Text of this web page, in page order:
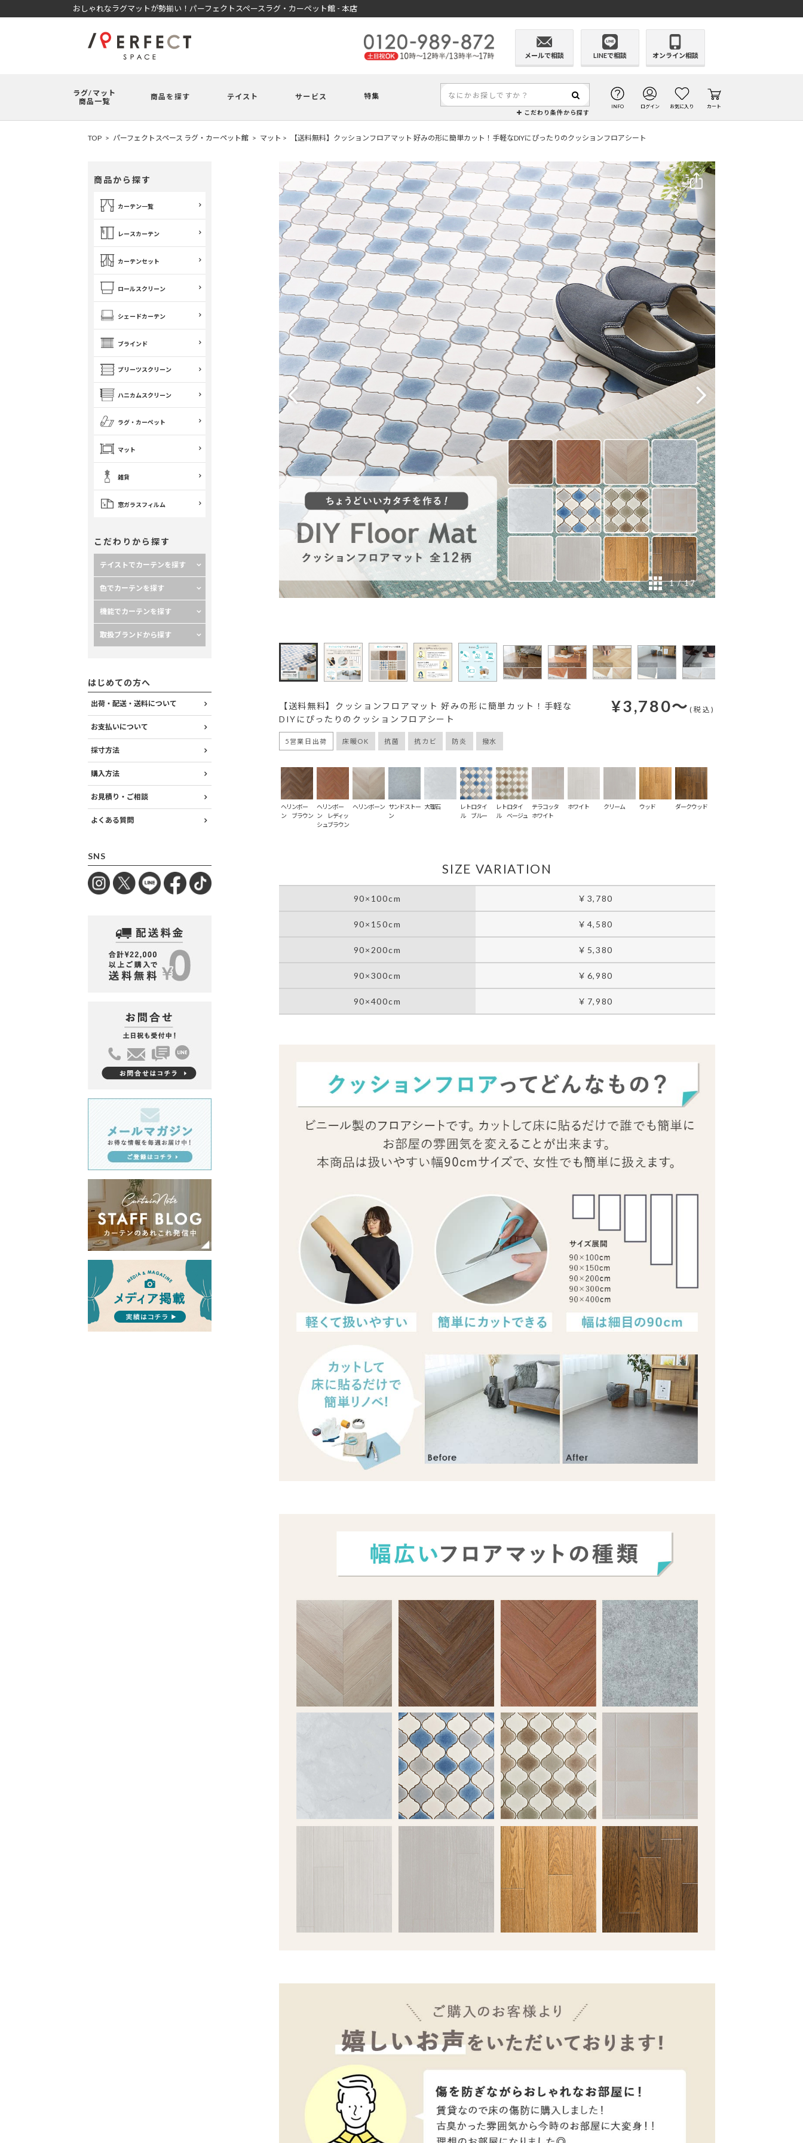
おしゃれなラグマットが勢揃い！パーフェクトスペースラグ・カーペット館 - 本店
メールで相談 LINEで相談 オンライン相談
ラグ/マット
商品一覧
商品を探す テイスト サービス 特集
こだわり条件から探す
INFO ログイン お気に入り カート
TOP パーフェクトスペース ラグ・カーペット館 マット 【送料無料】クッションフロアマット 好みの形に簡単カット！手軽なDIYにぴったりのクッションフロアシート
商品から探す
カーテン一覧
レースカーテン
カーテンセット
ロールスクリーン
シェードカーテン
ブラインド
プリーツスクリーン
ハニカムスクリーン
ラグ・カーペット
マット
雑貨
窓ガラスフィルム
こだわりから探す
テイストでカーテンを探す
色でカーテンを探す
機能でカーテンを探す
取扱ブランドから探す
はじめての方へ
出荷・配送・送料について
お支払いについて
採寸方法
購入方法
お見積り・ご相談
よくある質問
SNS
1/17
【送料無料】クッションフロアマット 好みの形に簡単カット！手軽な
DIYにぴったりのクッションフロアシート
5営業日出荷 床暖OK 抗菌 抗カビ 防炎 撥水
¥3,780～(税込)
ヘリンボー
ン ブラウン
ヘリンボー
ン レディッ
シュブラウン
ヘリンボーン サンドストー
ン
大理石
レトロタイ
ル ブルー
レトロタイ
ル ベージュ
テラコッタ
ホワイト
ホワイト クリーム ウッド ダークウッド
SIZE VARIATION
90×100cm ￥3,780
90×150cm ￥4,580
90×200cm ￥5,380
90×300cm ￥6,980
90×400cm ￥7,980